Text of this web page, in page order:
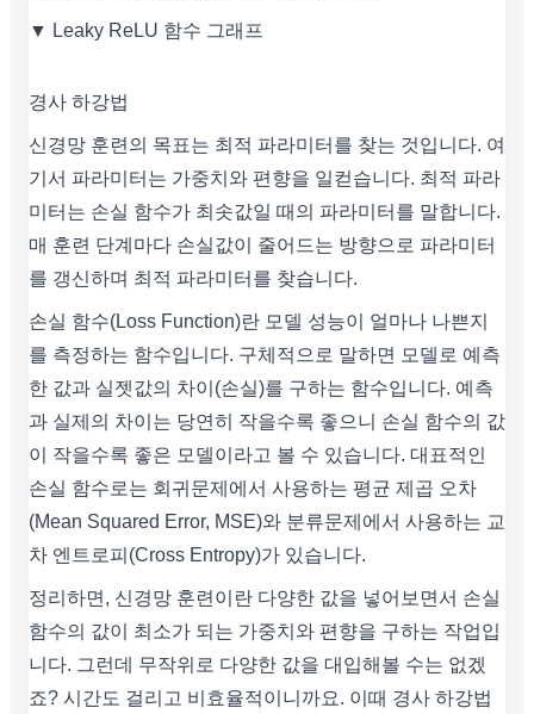
▼ Leaky ReLU 함수 그래프
경사 하강법
신경망 훈련의 목표는 최적 파라미터를 찾는 것입니다. 여
기서 파라미터는 가중치와 편향을 일컫습니다. 최적 파라
미터는 손실 함수가 최솟값일 때의 파라미터를 말합니다.
매 훈련 단계마다 손실값이 줄어드는 방향으로 파라미터
를 갱신하며 최적 파라미터를 찾습니다.
손실 함수(Loss Function)란 모델 성능이 얼마나 나쁜지
를 측정하는 함수입니다. 구체적으로 말하면 모델로 예측
한 값과 실젯값의 차이(손실)를 구하는 함수입니다. 예측
과 실제의 차이는 당연히 작을수록 좋으니 손실 함수의 값
이 작을수록 좋은 모델이라고 볼 수 있습니다. 대표적인
손실 함수로는 회귀문제에서 사용하는 평균 제곱 오차
(Mean Squared Error, MSE)와 분류문제에서 사용하는 교
차 엔트로피(Cross Entropy)가 있습니다.
정리하면, 신경망 훈련이란 다양한 값을 넣어보면서 손실
함수의 값이 최소가 되는 가중치와 편향을 구하는 작업입
니다. 그런데 무작위로 다양한 값을 대입해볼 수는 없겠
죠? 시간도 걸리고 비효율적이니까요. 이때 경사 하강법